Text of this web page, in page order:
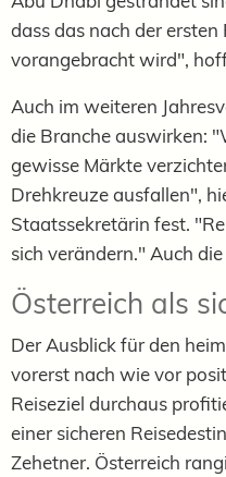
dass das nach der
vorangebracht wird",
Auch im weiteren
die Branche auswirken:
gewisse Märkte
Drehkreuze ausfallen",
Staatssekretärin fest.
sich verändern." Auch
Österreich als
Der Ausblick für den
vorerst nach wie vor
Reiseziel durchaus
einer sicheren
Zehetner. Österreich